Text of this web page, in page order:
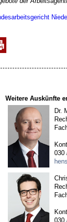
Weitere Auskünfte
Dr.
030
030